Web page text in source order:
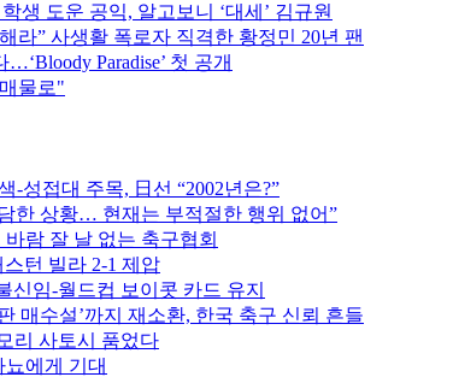
생 도운 공익, 알고보니 ‘대세’ 김규원
” 사생활 폭로자 직격한 황정민 20년 팬
Paradise’ 첫 공개
물로"
-성접대 주목, 日선 “2002년은?”
한 상황… 현재는 부적절한 행위 없어”
람 잘 날 없는 축구협회
턴 빌라 2-1 제압
신임-월드컵 보이콧 카드 유지
매수설’까지 재소환, 한국 축구 신뢰 흔들
리 사토시 품었다
에게 기대